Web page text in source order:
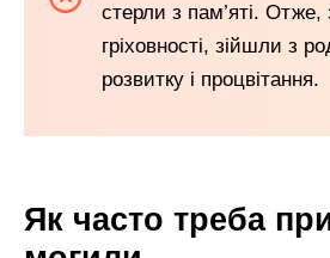
стерли з пам’яті. Отже,
гріховності, зійшли з
розвитку і процвітання.
Як часто треба